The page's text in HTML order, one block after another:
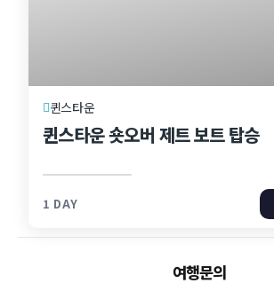
퀸스타운
퀸스타운 숏오버 제트 보트 탑승
1 DAY
여행문의